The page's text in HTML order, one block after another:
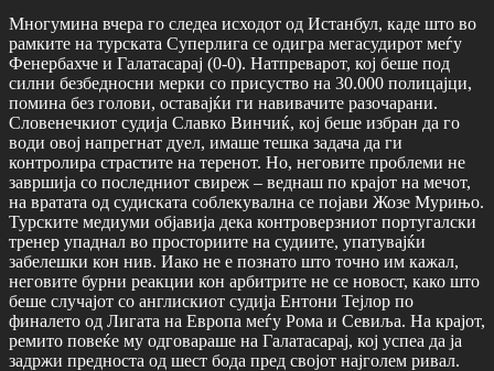
Многумина вчера го следеа исходот од Истанбул, каде што во
рамките на турската Суперлига се одигра мегасудирот меѓу
Фенербахче и Галатасарај (0-0). Натпреварот, кој беше под
силни безбедносни мерки со присуство на 30.000 полицајци,
помина без голови, оставајќи ги навивачите разочарани.
Словенечкиот судија Славко Винчиќ, кој беше избран да го
води овој напрегнат дуел, имаше тешка задача да ги
контролира страстите на теренот. Но, неговите проблеми не
завршија со последниот свиреж – веднаш по крајот на мечот,
на вратата од судиската соблекувална се појави Жозе Мурињо.
Турските медиуми објавија дека контроверзниот португалски
тренер упаднал во просториите на судиите, упатувајќи
забелешки кон нив. Иако не е познато што точно им кажал,
неговите бурни реакции кон арбитрите не се новост, како што
беше случајот со англискиот судија Ентони Тејлор по
финалето од Лигата на Европа меѓу Рома и Севиља. На крајот,
ремито повеќе му одговараше на Галатасарај, кој успеа да ја
задржи предноста од шест бода пред својот најголем ривал.